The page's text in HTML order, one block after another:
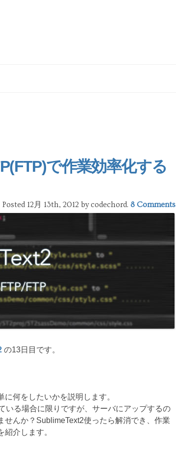
で作業効率化する
Posted 12月 13th, 2012 by codechord. 8 Comments
の13日目です。
何をしたいかを説明します。
いる場合に限りですが、サーバにアップするの
んか？SublimeText2使ったら解消でき、作業
介します。